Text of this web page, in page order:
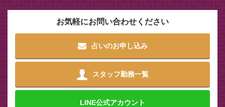
お気軽にお問い合わせください
占いのお申し込み
スタッフ勤務一覧
LINE公式アカウント